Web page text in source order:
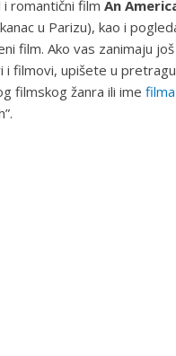
i romantični film An
u Parizu), kao i
film. Ako vas zanimaju
i filmovi, upišete u
filmskog žanra ili ime filma